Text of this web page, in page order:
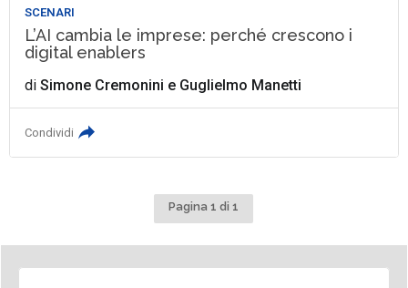
SCENARI
L’AI cambia le imprese: perché crescono i
digital enablers
diSimone Cremonini e Guglielmo Manetti
Condividi
Pagina 1 di 1